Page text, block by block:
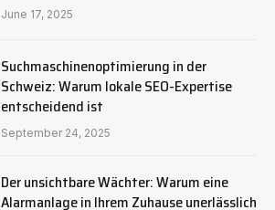
June 17, 2025
Suchmaschinenoptimierung in der
Schweiz: Warum lokale SEO-Expertise
entscheidend ist
September 24, 2025
Der unsichtbare Wächter: Warum eine
Alarmanlage in Ihrem Zuhause unerlässlich